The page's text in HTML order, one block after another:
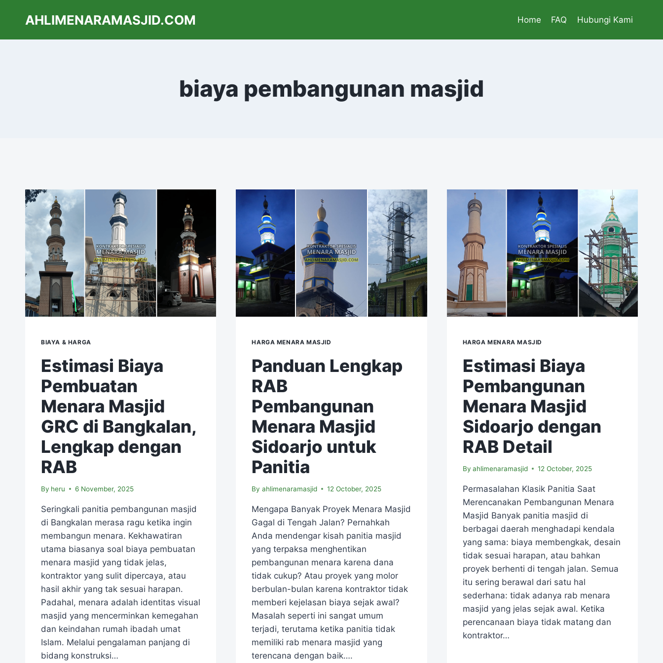
AHLIMENARAMASJID.COM Home FAQ Hubungi Kami
biaya pembangunan masjid
BIAYA & HARGA
Estimasi Biaya
Pembuatan
Menara Masjid
GRC di Bangkalan,
Lengkap dengan
RAB
By heru 6 November, 2025
Seringkali panitia pembangunan masjid
di Bangkalan merasa ragu ketika ingin
membangun menara. Kekhawatiran
utama biasanya soal biaya pembuatan
menara masjid yang tidak jelas,
kontraktor yang sulit dipercaya, atau
hasil akhir yang tak sesuai harapan.
Padahal, menara adalah identitas visual
masjid yang mencerminkan kemegahan
dan keindahan rumah ibadah umat
Islam. Melalui pengalaman panjang di
bidang konstruksi…
HARGA MENARA MASJID
Panduan Lengkap
RAB
Pembangunan
Menara Masjid
Sidoarjo untuk
Panitia
By ahlimenaramasjid 12 October, 2025
Mengapa Banyak Proyek Menara Masjid
Gagal di Tengah Jalan? Pernahkah
Anda mendengar kisah panitia masjid
yang terpaksa menghentikan
pembangunan menara karena dana
tidak cukup? Atau proyek yang molor
berbulan-bulan karena kontraktor tidak
memberi kejelasan biaya sejak awal?
Masalah seperti ini sangat umum
terjadi, terutama ketika panitia tidak
memiliki rab menara masjid yang
terencana dengan baik….
HARGA MENARA MASJID
Estimasi Biaya
Pembangunan
Menara Masjid
Sidoarjo dengan
RAB Detail
By ahlimenaramasjid 12 October, 2025
Permasalahan Klasik Panitia Saat
Merencanakan Pembangunan Menara
Masjid Banyak panitia masjid di
berbagai daerah menghadapi kendala
yang sama: biaya membengkak, desain
tidak sesuai harapan, atau bahkan
proyek berhenti di tengah jalan. Semua
itu sering berawal dari satu hal
sederhana: tidak adanya rab menara
masjid yang jelas sejak awal. Ketika
perencanaan biaya tidak matang dan
kontraktor…